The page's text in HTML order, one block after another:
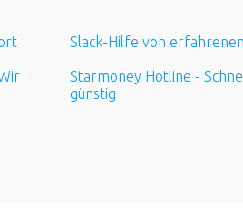
Slack-Hilfe von
Starmoney Hotline -
günstig